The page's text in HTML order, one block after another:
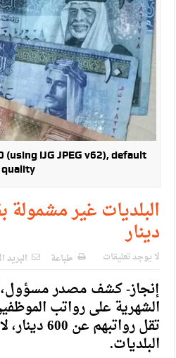
حزب التغيير يطلق
مدير مهرجان جرش.. نهج
(using IJG JPEG v62), default
quality
دينار
لا يوجد تعليقات طباعة البريد
إنجاز- كشف مصدر مسؤول،
الشهرية على رواتب
تقل رواتبهم
البلديات.